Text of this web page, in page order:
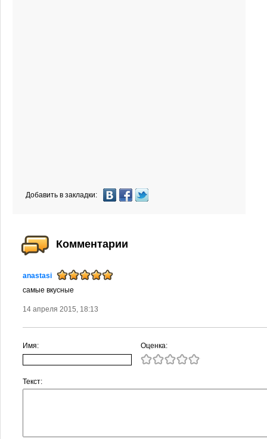
Добавить в закладки:
Комментарии
anastasi
самые вкусные
14 апреля 2015, 18:13
Имя: Оценка:
Текст: